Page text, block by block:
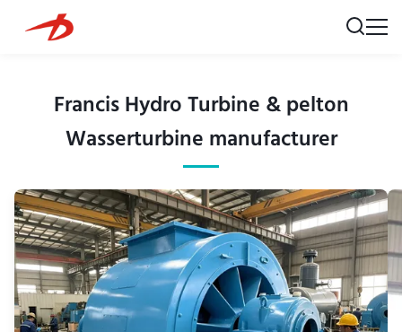
Francis Hydro Turbine & pelton
Wasserturbine manufacturer